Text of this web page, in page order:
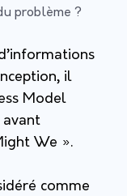
problème ?
il
Model
avant
We ».
comme